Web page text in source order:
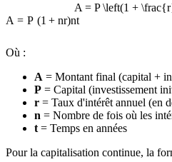
A = P \left(1 +
A = P (1 + nr)nt
Où :
A = Montant final (capital +
P = Capital (investissement
r = Taux d'intérêt annuel (en
n = Nombre de fois où les
t = Temps en années
Pour la capitalisation continue, la